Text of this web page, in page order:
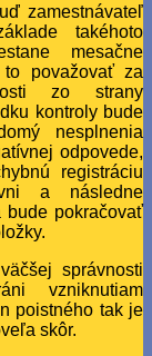
zamestnávateľ
takéhoto
mesačne
to považovať za
zo strany
kontroly bude
nesplnenia
odpovede,
registráciu
a následne
bude pokračovať
správnosti
vzniknutiam
poistného tak je
skôr.